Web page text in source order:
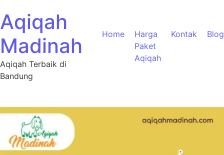
Aqiqah
Madinah
Aqiqah Terbaik di
Bandung
Home
Harga
Paket
Aqiqah
Kontak Blog